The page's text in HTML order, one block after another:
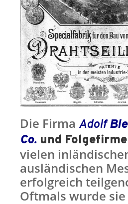
Die Firma Adolf
Co. und
vielen
ausländischen
erfolgreich
Oftmals wurde